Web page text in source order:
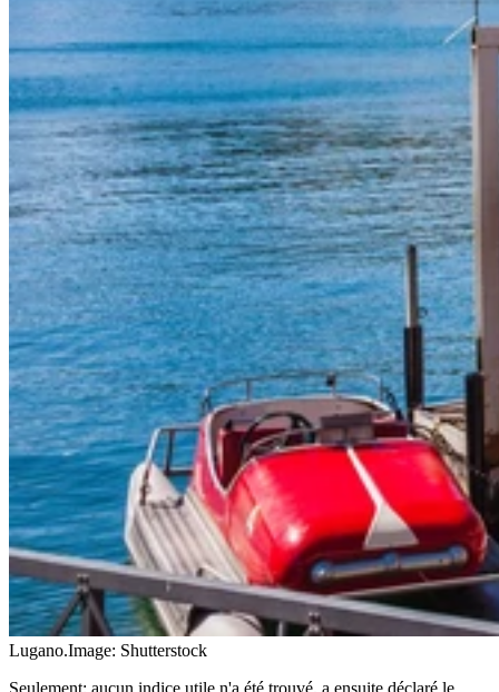
Lugano.Image: Shutterstock
Seulement: aucun indice utile n'a été trouvé, a ensuite déclaré le